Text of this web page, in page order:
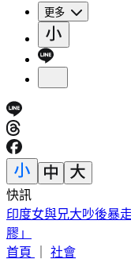
更多
快訊
白海豚颱風「紮實雨
首頁